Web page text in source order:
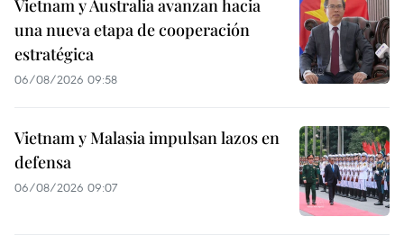
Vietnam y Australia avanzan hacia
una nueva etapa de cooperación
estratégica
06/08/2026 09:58
Vietnam y Malasia impulsan lazos en
defensa
06/08/2026 09:07